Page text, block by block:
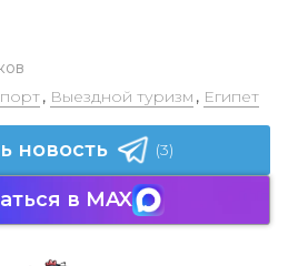
, Выездной туризм , Египет
новость (3)
в MAX